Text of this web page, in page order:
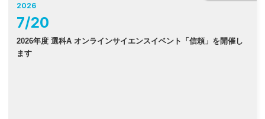
2026
7/20
2026年度 選科A オンラインサイエンスイベント「信頼」を開催し
ます